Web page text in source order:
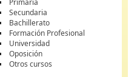
Secundaria
Bachillerato
Formación Profesional
Universidad
Oposición
Otros cursos